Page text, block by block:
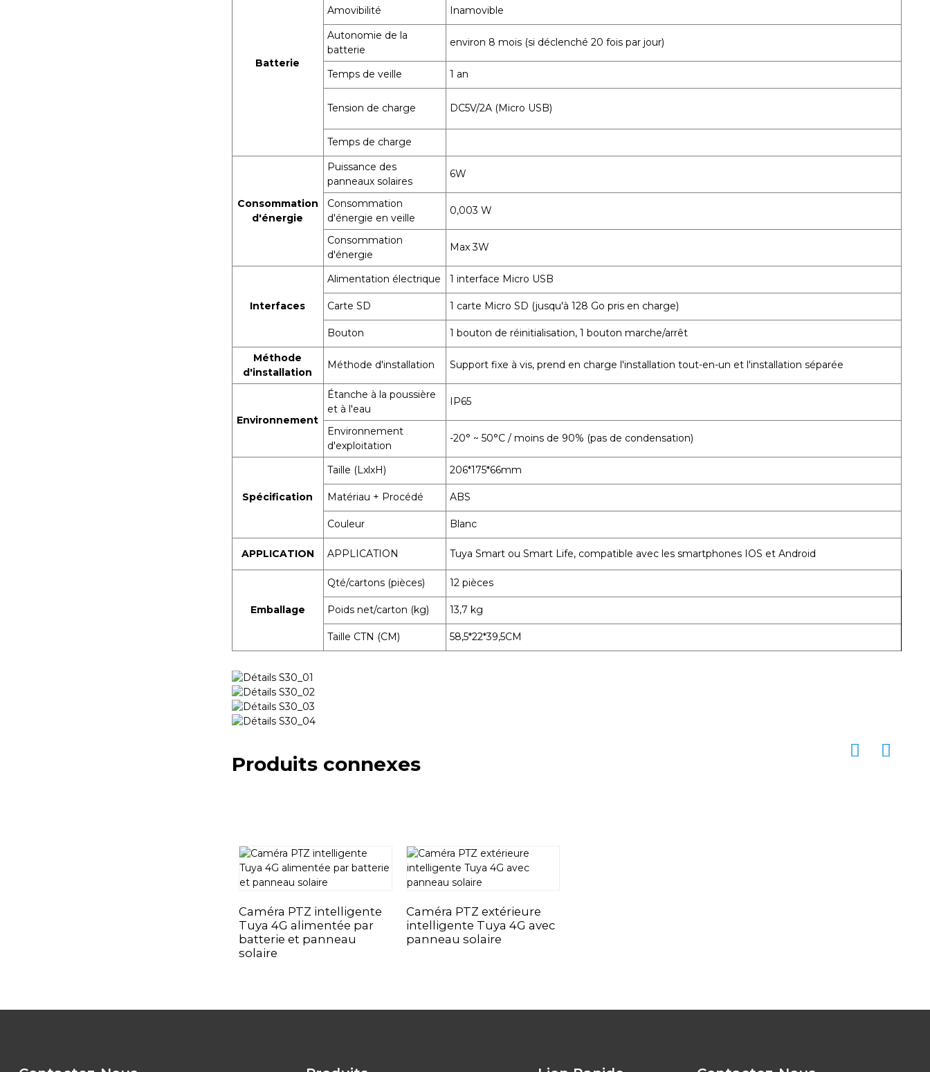
Batterie
Amovibilité
Inamovible
Autonomie de la
batterie
environ 8 mois (si déclenché 20 fois par jour)
Temps de veille 1 an
Tension de charge DC5V/2A (Micro USB)
Temps de charge
Consommation
d'énergie
Puissance des
panneaux solaires
6W
Consommation
d'énergie en veille
0,003 W
Consommation
d'énergie
Max 3W
Interfaces
Alimentation électrique 1 interface Micro USB
Carte SD 1 carte Micro SD (jusqu'à 128 Go pris en charge)
Bouton
1 bouton de réinitialisation, 1 bouton marche/arrêt
Méthode
d'installation
Méthode d'installation Support fixe à vis, prend en charge l'installation tout-en-un et l'installation séparée
Environnement
Étanche à la poussière
et à l'eau
IP65
Environnement
d'exploitation
-20° ~ 50°C / moins de 90% (pas de condensation)
Spécification
Taille (LxlxH) 206*175*66mm
Matériau + Procédé ABS
Couleur Blanc
APPLICATION APPLICATION Tuya Smart ou Smart Life, compatible avec les smartphones IOS et Android
Emballage
Qté/cartons (pièces) 12 pièces
Poids net/carton (kg) 13,7 kg
Taille CTN (CM) 58,5*22*39,5CM
Produits connexes
Caméra PTZ intelligente
Tuya 4G alimentée par
batterie et panneau
solaire
Caméra PTZ extérieure
intelligente Tuya 4G avec
panneau solaire